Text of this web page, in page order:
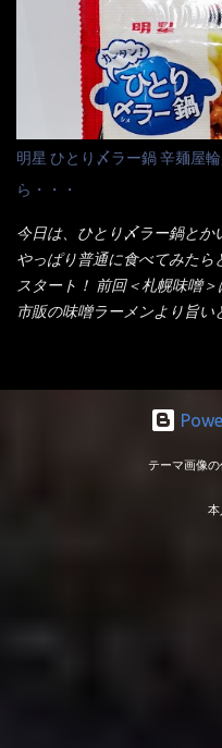
ている～ 隣に用意したのが
へ内容物を全て移すのと同
させる。 箸で麺から移動さ
りました。 良い感じではな
カップの壁面に残っていた
トカップへ。 まずは麺を見
打ちで縮れてます。 ■蒙古タ
は、やはり太く平打ちですが
は、どちらも柔らかいと感
いのね。 箸で持ち上げた状
蒙古タンメン中本カップ ど
い！ そう湯を吸って伸びた
い。 多分麺は、厚みとストレ
は食べた事あるのよ！でも
品揃えも上じゃん！ だって
うが無いじゃん！ 日本で話
ぇ～ 袋麺と云えば【サッポ
に革新的な袋麺が出た！ そ
品！！ 生麺感覚～と大御所
有名になりTOPに・・・そ
がリリース！つまり今回の【
しては廉価版のポジション
本品なんか出前一丁などと一
スープが主流でしょう！？
覚）と云うのが評価です。
ヨ～ でも熊が＼買ってね！
た。 それじゃ～食べましょ
在庫が無いため・・・キャ
私の記憶が確かなら・・・
明星 ひとり〆ラー鍋 辛麺屋
ら・・・
今日は、ひとり〆ラー鍋とか
やっぱり普通に食べてみた
スタート！ 前回＜札幌味噌
市販の味噌ラーメンより旨
おひとり用鍋の素です。辛
旨みが染み出たスープに鍋
が溶け出たスープと、麺に
脂、大豆食物繊維）、スー
テーマ画像の
本